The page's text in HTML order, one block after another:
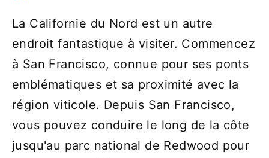
La Californie du Nord est un autre
endroit fantastique à visiter. Commencez
à San Francisco, connue pour ses ponts
emblématiques et sa proximité avec la
région viticole. Depuis San Francisco,
vous pouvez conduire le long de la côte
jusqu'au parc national de Redwood pour